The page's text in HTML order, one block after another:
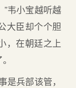
韦小宝越听越
大臣却个个胆
，在朝廷之上
是兵部该管，